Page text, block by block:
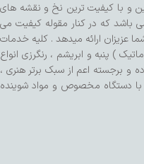
و با کیفیت ترین نخ و نقشه های
باشد که در کنار مقوله کیفیت می
عزیزان ارائه میدهد . کلیه خدمات
) پنبه و ابریشم ، رنگرزی انواع
برجسته اعم از سبک برتر هنری ،
با دستگاه مخصوص و مواد شوینده